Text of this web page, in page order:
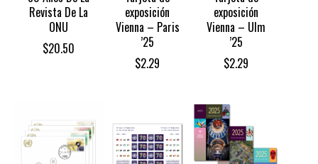
Revista De La
ONU
$20.50
exposición
Vienna – Paris
’25
$2.29
exposición
Vienna – Ulm
’25
$2.29